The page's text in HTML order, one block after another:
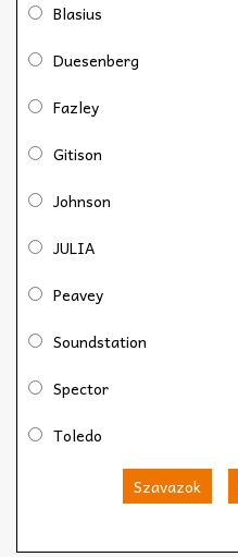
Blasius
Duesenberg
Fazley
Gitison
Johnson
JULIA
Peavey
Soundstation
Spector
Toledo
Szavazok